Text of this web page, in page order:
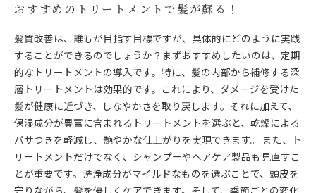
おすすめのトリートメントで髪が蘇る！
髪質改善は、誰もが目指す目標ですが、具体的にどのように実践
することができるのでしょうか？まずおすすめしたいのは、定期
的なトリートメントの導入です。特に、髪の内部から補修する深
層トリートメントは効果的です。これにより、ダメージを受けた
髪が健康に近づき、しなやかさを取り戻します。それに加えて、
保湿成分が豊富に含まれるトリートメントを選ぶと、乾燥による
パサつきを軽減し、艶やかな仕上がりを実現できます。 また、ト
リートメントだけでなく、シャンプーやヘアケア製品も見直すこ
とが重要です。洗浄成分がマイルドなものを選ぶことで、頭皮を
守りながら、髪を優しくケアできます。そして、季節ごとの変化